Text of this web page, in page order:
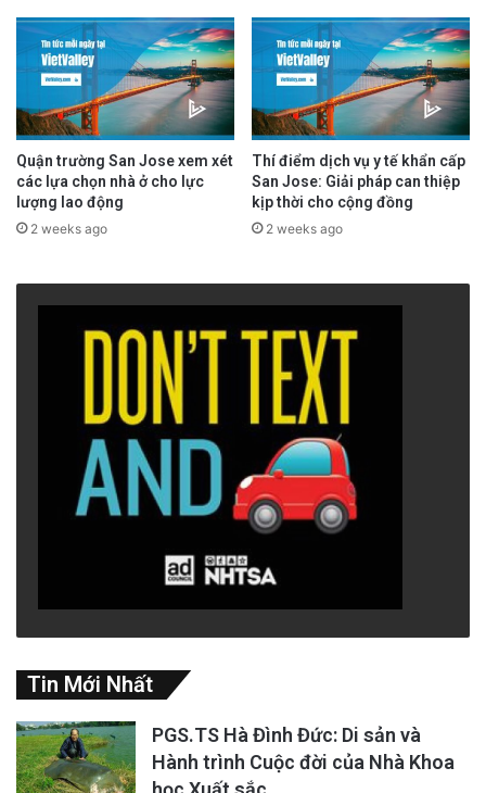
Quận trường San Jose xem xét
các lựa chọn nhà ở cho lực
lượng lao động
2 weeks ago
Thí điểm dịch vụ y tế khẩn cấp
San Jose: Giải pháp can thiệp
kịp thời cho cộng đồng
2 weeks ago
Tin Mới Nhất
PGS.TS Hà Đình Đức: Di sản và
Hành trình Cuộc đời của Nhà Khoa